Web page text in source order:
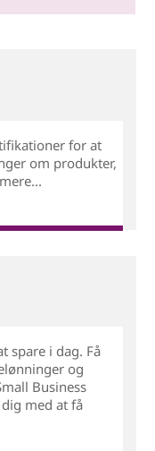
for at
om produkter,
spare i dag. Få
og
Business
med at få